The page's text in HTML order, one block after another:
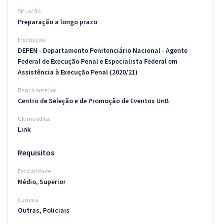
Conteúdo gratuito
Aprovados
Atendimento
Situação
Preparação a longo prazo
Instituição
DEPEN - Departamento Penitenciário Nacional - Agente
Federal de Execução Penal e Especialista Federal em
Assistência à Execução Penal (2020/21)
Banca anterior
Centro de Seleção e de Promoção de Eventos UnB
Último edital
Link
Requisitos
Escolaridade
Médio, Superior
Carreira
Outras, Policiais